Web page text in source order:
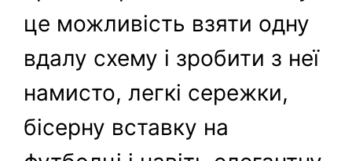
це можливість взяти одну
вдалу схему і зробити з неї
намисто, легкі сережки,
бісерну вставку на